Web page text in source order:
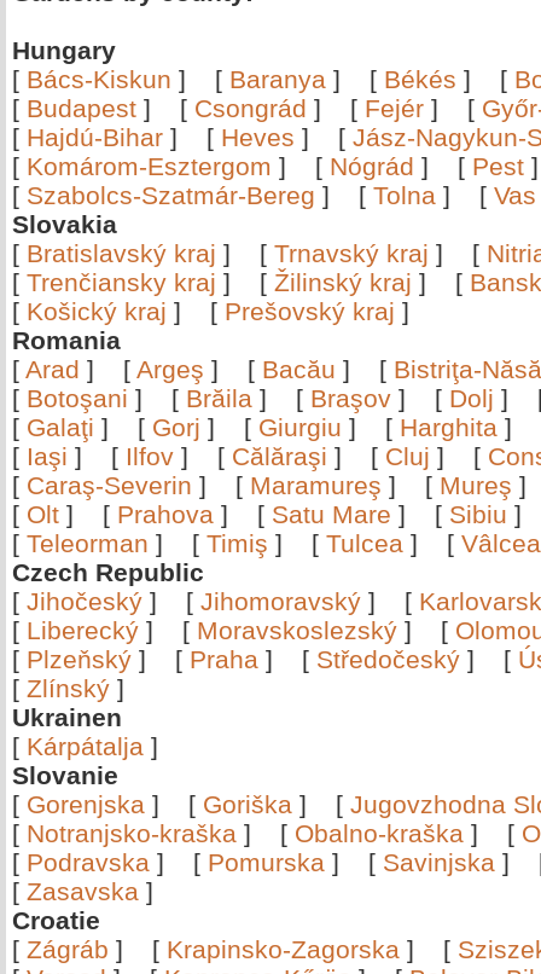
Hungary
[ Bács-Kiskun ] [ Baranya ] [ Békés ] [
[ Budapest ] [ Csongrád ] [ Fejér ] [
[ Hajdú-Bihar ] [ Heves ] [ Jász-Nagykun-
[ Komárom-Esztergom ] [ Nógrád ] [ Pest
[ Szabolcs-Szatmár-Bereg ] [ Tolna ] [ Vas
Slovakia
[ Bratislavský kraj ] [ Trnavský kraj ] [
[ Trenčiansky kraj ] [ Žilinský kraj ] [
[ Košický kraj ] [ Prešovský kraj ]
Romania
[ Arad ] [ Argeş ] [ Bacău ] [ Bistriţa-
[ Botoşani ] [ Brăila ] [ Braşov ] [ Dolj ]
[ Galaţi ] [ Gorj ] [ Giurgiu ] [ Harghita ]
[ Iaşi ] [ Ilfov ] [ Călăraşi ] [ Cluj ] [
[ Caraş-Severin ] [ Maramureş ] [ Mureş
[ Olt ] [ Prahova ] [ Satu Mare ] [ Sibiu
[ Teleorman ] [ Timiş ] [ Tulcea ] [
Czech Republic
[ Jihočeský ] [ Jihomoravský ] [
[ Liberecký ] [ Moravskoslezský ] [
[ Plzeňský ] [ Praha ] [ Středočeský ] [
[ Zlínský ]
Ukrainen
[ Kárpátalja ]
Slovanie
[ Gorenjska ] [ Goriška ] [ Jugovzhodna
[ Notranjsko-kraška ] [ Obalno-kraška ] [
[ Podravska ] [ Pomurska ] [ Savinjska ]
[ Zasavska ]
Croatie
[ Zágráb ] [ Krapinsko-Zagorska ] [